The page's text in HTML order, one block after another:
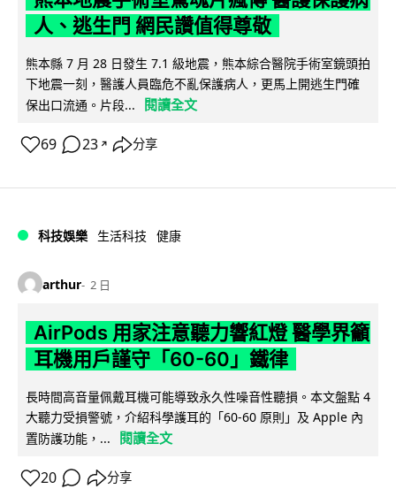
人、逃生門 網民讚值得尊敬
熊本縣 7 月 28 日發生 7.1 級地震，熊本綜合醫院手術室鏡頭拍
下地震一刻，醫護人員臨危不亂保護病人，更馬上開逃生門確
保出口流通。片段...
閱讀全文
69 23 ↗ 分享
科技娛樂 生活科技 健康
arthur 2 日
AirPods 用家注意聽力響紅燈 醫學界籲
耳機用戶謹守「60-60」鐵律
長時間高音量佩戴耳機可能導致永久性噪音性聽損。本文盤點 4
大聽力受損警號，介紹科學護耳的「60-60 原則」及 Apple 內
置防護功能，...
閱讀全文
20 分享